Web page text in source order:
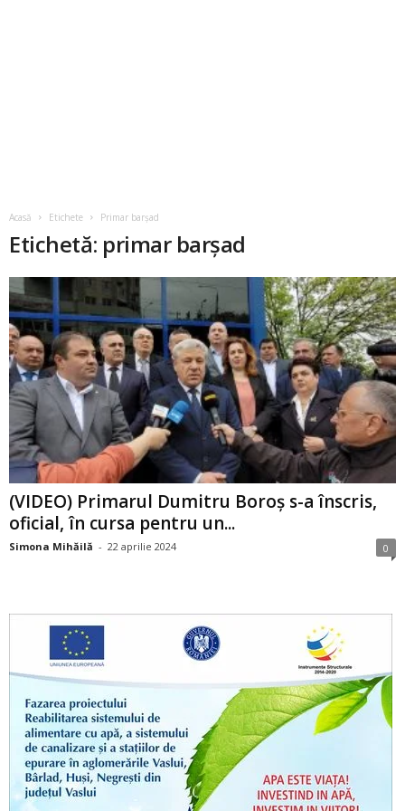
Acasă Etichete Primar barșad
Etichetă: primar barșad
(VIDEO) Primarul Dumitru Boroș s-a înscris,
oficial, în cursa pentru un...
Simona Mihăilă - 22 aprilie 2024 0